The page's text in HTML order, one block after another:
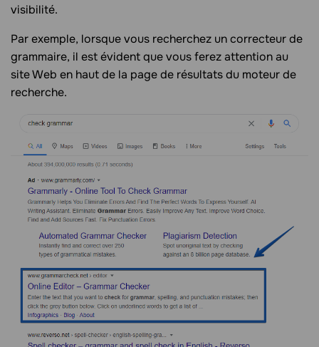
visibilité.
Par exemple, lorsque vous recherchez un correcteur de
grammaire, il est évident que vous ferez attention au
site Web en haut de la page de résultats du moteur de
recherche.